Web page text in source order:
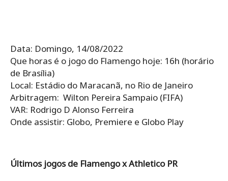
Data: Domingo, 14/08/2022
Que horas é o jogo do Flamengo hoje: 16h (horário
de Brasília)
Local: Estádio do Maracanã, no Rio de Janeiro
Arbitragem: Wilton Pereira Sampaio (FIFA)
VAR: Rodrigo D Alonso Ferreira
Onde assistir: Globo, Premiere e Globo Play
Últimos jogos de Flamengo x Athletico PR